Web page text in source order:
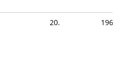
20. 1964